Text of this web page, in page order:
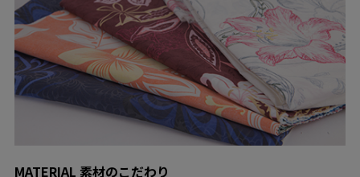
MATERIAL 素材のこだわり